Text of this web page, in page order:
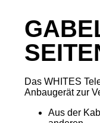
Das WHITES
Anbaugerät zur
Aus der